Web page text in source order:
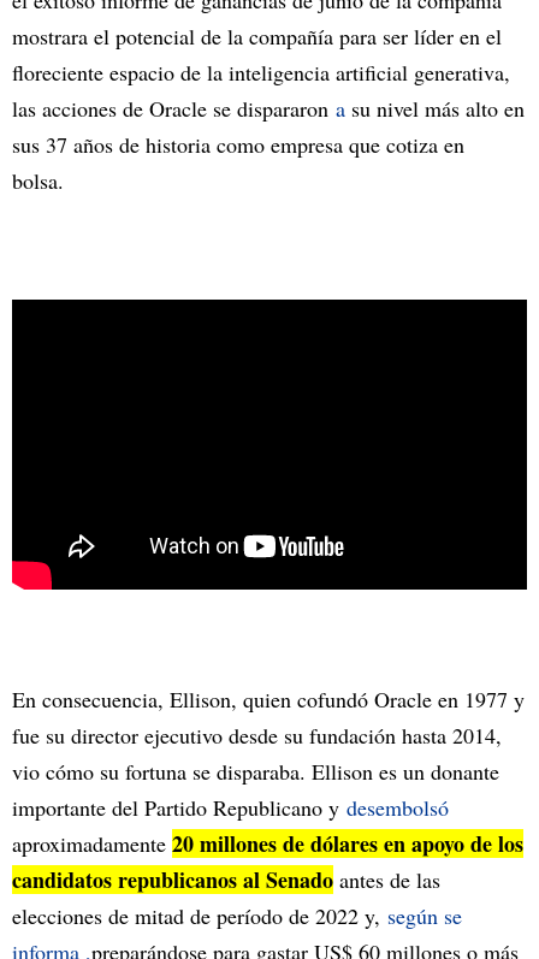
mostrara el potencial de la compañía para ser líder en el
floreciente espacio de la inteligencia artificial generativa,
las acciones de Oracle se dispararon a su nivel más alto en
sus 37 años de historia como empresa que cotiza en
bolsa.
En consecuencia, Ellison, quien cofundó Oracle en 1977 y
fue su director ejecutivo desde su fundación hasta 2014,
vio cómo su fortuna se disparaba. Ellison es un donante
importante del Partido Republicano y desembolsó
aproximadamente 20 millones de dólares en apoyo de los
candidatos republicanos al Senado antes de las
elecciones de mitad de período de 2022 y, según se
informa ,preparándose para gastar US$ 60 millones o más